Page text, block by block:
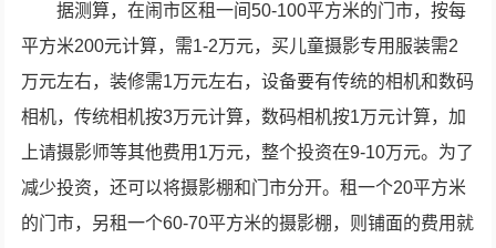
据测算，在闹市区租一间50-100平方米的门市，按每
平方米200元计算，需1-2万元，买儿童摄影专用服装需2
万元左右，装修需1万元左右，设备要有传统的相机和数码
相机，传统相机按3万元计算，数码相机按1万元计算，加
上请摄影师等其他费用1万元，整个投资在9-10万元。为了
减少投资，还可以将摄影棚和门市分开。租一个20平方米
的门市，另租一个60-70平方米的摄影棚，则铺面的费用就